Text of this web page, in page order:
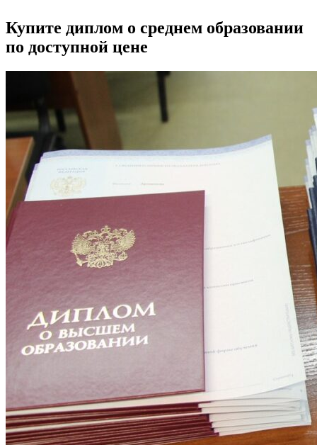
Купите диплом о среднем образовании
по доступной цене